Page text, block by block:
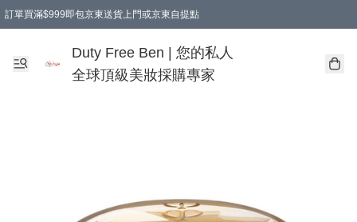
訂單買滿$999即包京東送貨上門或京東自提點
Duty Free Ben | 您的私人
全球頂級美妝採購專家